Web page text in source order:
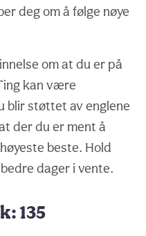
deg om å følge nøye
om at du er på
kan være
blir støttet av englene
der du er ment å
beste. Hold
dager i vente.
135